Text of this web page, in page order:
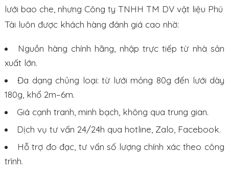
lưới bao che, nhưng Công ty TNHH TM DV vật liệu Phú
Tài luôn được khách hàng đánh giá cao nhờ:
Nguồn hàng chính hãng, nhập trực tiếp từ nhà sản
xuất lớn.
Đa dạng chủng loại: từ lưới mỏng 80g đến lưới dày
180g, khổ 2m–6m.
Giá cạnh tranh, minh bạch, không qua trung gian.
Dịch vụ tư vấn 24/24h qua hotline, Zalo, Facebook.
Hỗ trợ đo đạc, tư vấn số lượng chính xác theo công
trình.